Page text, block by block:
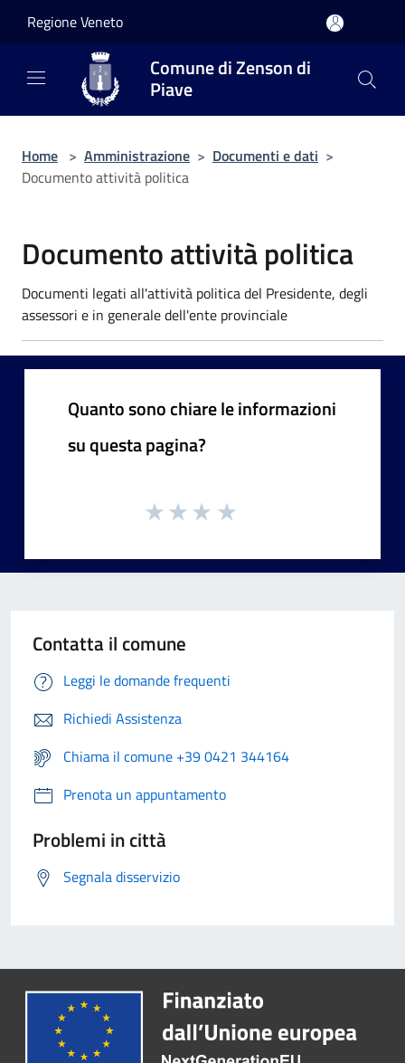
Regione Veneto
Comune di Zenson di
Piave
Home > Amministrazione > Documenti e dati >
Documento attività politica
Documento attività politica
Documenti legati all'attività politica del Presidente, degli
assessori e in generale dell'ente provinciale
Quanto sono chiare le informazioni
su questa pagina?
Contatta il comune
Leggi le domande frequenti
Richiedi Assistenza
Chiama il comune +39 0421 344164
Prenota un appuntamento
Problemi in città
Segnala disservizio